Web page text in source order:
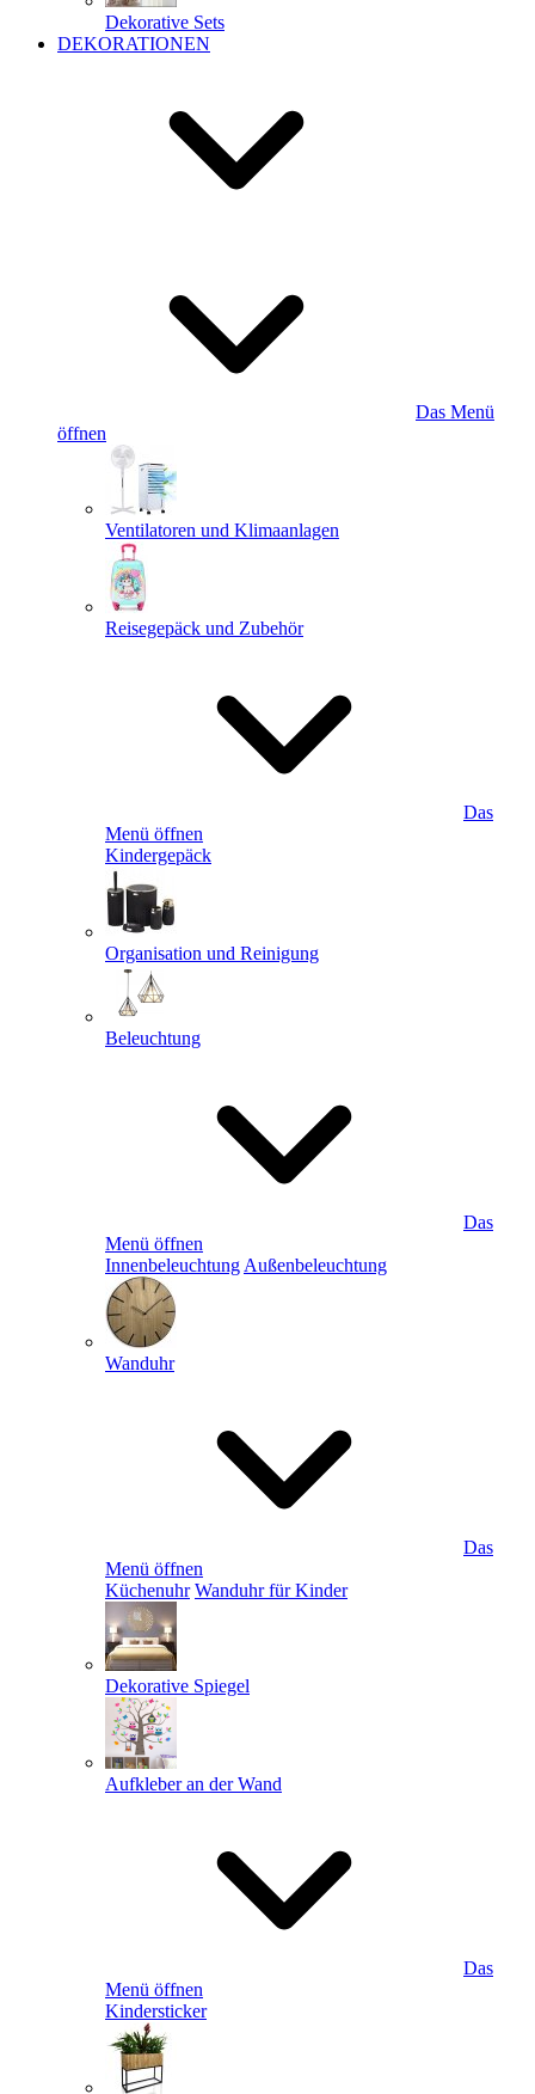
Dekorative Sets
DEKORATIONEN
Das Menü
öffnen
Ventilatoren und Klimaanlagen
Reisegepäck und Zubehör
Das
Menü öffnen
Kindergepäck
Organisation und Reinigung
Beleuchtung
Das
Menü öffnen
Innenbeleuchtung Außenbeleuchtung
Wanduhr
Das
Menü öffnen
Küchenuhr Wanduhr für Kinder
Dekorative Spiegel
Aufkleber an der Wand
Das
Menü öffnen
Kindersticker